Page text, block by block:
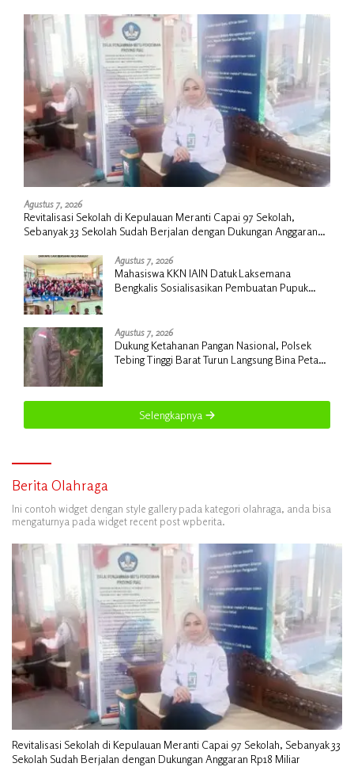
Agustus 7, 2026
Revitalisasi Sekolah di Kepulauan Meranti Capai 97 Sekolah,
Sebanyak 33 Sekolah Sudah Berjalan dengan Dukungan Anggaran
Agustus 7, 2026
Mahasiswa KKN IAIN Datuk Laksemana
Bengkalis Sosialisasikan Pembuatan Pupuk
Agustus 7, 2026
Dukung Ketahanan Pangan Nasional, Polsek
Tebing Tinggi Barat Turun Langsung Bina Petani
Selengkapnya
Berita Olahraga
Ini contoh widget dengan style gallery pada kategori olahraga, anda bisa
mengaturnya pada widget recent post wpberita.
Revitalisasi Sekolah di Kepulauan Meranti Capai 97 Sekolah, Sebanyak 33
Sekolah Sudah Berjalan dengan Dukungan Anggaran Rp18 Miliar